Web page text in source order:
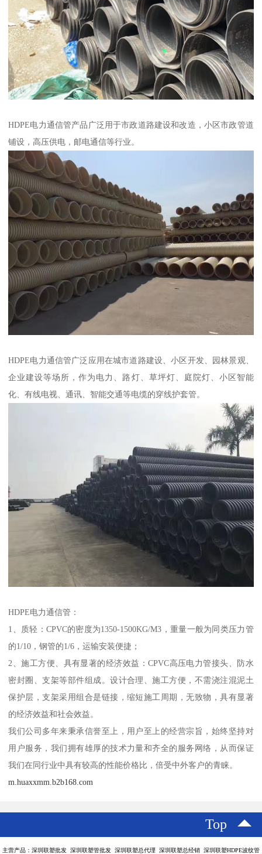
HDPE电力通信管产品广泛用于市政道路建设和改造，小区市政管道
铺设，高压供电，邮电通信等行业。
HDPE电力通信管广泛应用在城市道路建设、小区开发、园林景观、
企业建设等场所，作为电力、路灯、草坪灯、庭院灯、小区智能
化、有线电视、通讯、智能交通等电缆的穿线护套管。
HDPE电力通信管：
1、质轻：CPVC的密度为1350-1500KG/M3，重量一般为同类压力管
的1/10，钢管的1/6，运输安装便捷；
2、施工方便、具有显著的经济效益：CPVC高压电力管接头、防水
密封圈、支架等部件组成。设计合理、施工方便，不需浇注混泥土
保护层，支架采用组合是链接，缩短施工周期，无致物，具有显著
的经济效益和社会效益。
我们公司多年来秉承信誉至上，用户至上的经营宗旨，始终坚持对
用户服务，我们拥有雄厚的技术力量和齐全的服务网络，从而保证
我们在同行业中具有较高的性能价格比，倍受中外客户的青睐。
m.huaxxmm.b2b168.com
Top
主营产品：深圳联塑批发 深圳联塑管批发 深圳联塑总代理 深圳联塑总经销 深圳联塑HDPE波纹管